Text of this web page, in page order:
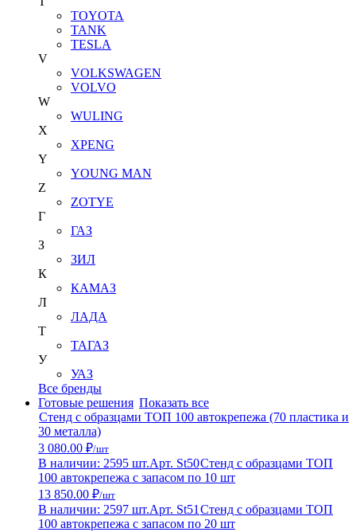
TOYOTA
TANK
TESLA
V
VOLKSWAGEN
VOLVO
W
WULING
X
XPENG
Y
YOUNG MAN
Z
ZOTYE
Г
ГАЗ
З
ЗИЛ
К
КАМАЗ
Л
ЛАДА
Т
ТАГАЗ
У
УАЗ
Все бренды
Готовые решения Показать все
Стенд с образцами ТОП 100 автокрепежа (70 пластика и
30 металла)
3 080.00 ₽/шт
В наличии: 2595 шт.Арт. St50Стенд с образцами ТОП
100 автокрепежа с запасом по 10 шт
13 850.00 ₽/шт
В наличии: 2597 шт.Арт. St51 Стенд с образцами ТОП
100 автокрепежа с запасом по 20 шт